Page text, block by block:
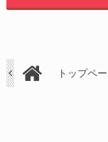
トップペ